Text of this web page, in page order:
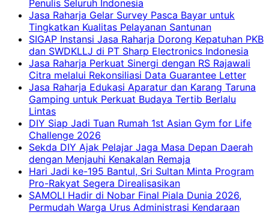
Penulis Seluruh Indonesia
Jasa Raharja Gelar Survey Pasca Bayar untuk
Tingkatkan Kualitas Pelayanan Santunan
SIGAP Instansi Jasa Raharja Dorong Kepatuhan PKB
dan SWDKLLJ di PT Sharp Electronics Indonesia
Jasa Raharja Perkuat Sinergi dengan RS Rajawali
Citra melalui Rekonsiliasi Data Guarantee Letter
Jasa Raharja Edukasi Aparatur dan Karang Taruna
Gamping untuk Perkuat Budaya Tertib Berlalu
Lintas
DIY Siap Jadi Tuan Rumah 1st Asian Gym for Life
Challenge 2026
Sekda DIY Ajak Pelajar Jaga Masa Depan Daerah
dengan Menjauhi Kenakalan Remaja
Hari Jadi ke-195 Bantul, Sri Sultan Minta Program
Pro-Rakyat Segera Direalisasikan
SAMOLI Hadir di Nobar Final Piala Dunia 2026,
Permudah Warga Urus Administrasi Kendaraan